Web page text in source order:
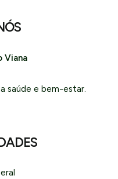
Viana
saúde e bem-estar.